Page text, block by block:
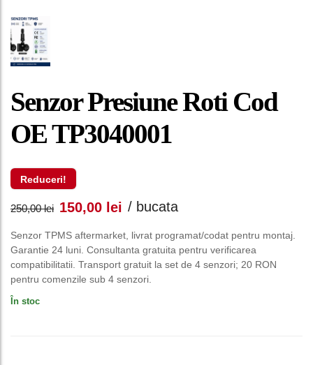
Senzor Presiune Roti Cod
OE TP3040001
Reduceri!
250,00lei Prețul
inițial
a
150,00 lei Prețul
curent
este:
/ bucata
Senzor TPMS aftermarket, livrat programat/codat pentru montaj.
Garantie 24 luni. Consultanta gratuita pentru verificarea
compatibilitatii. Transport gratuit la set de 4 senzori; 20 RON
pentru comenzile sub 4 senzori.
În stoc